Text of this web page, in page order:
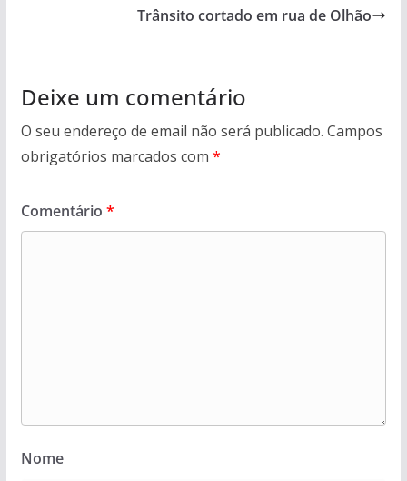
Trânsito cortado em rua de Olhão
Deixe um comentário
O seu endereço de email não será publicado. Campos
obrigatórios marcados com *
Comentário *
Nome